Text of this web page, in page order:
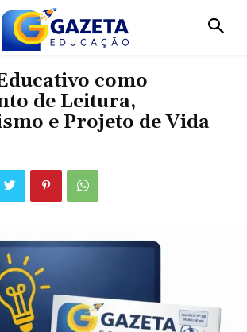
como
de Leitura,
e Projeto de Vida